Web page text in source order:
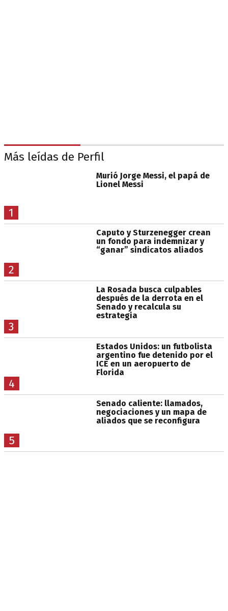
Más leídas de Perfil
1
Murió Jorge Messi, el papá de
Lionel Messi
2
Caputo y Sturzenegger crean
un fondo para indemnizar y
“ganar” sindicatos aliados
3
La Rosada busca culpables
después de la derrota en el
Senado y recalcula su
estrategia
4
Estados Unidos: un futbolista
argentino fue detenido por el
ICE en un aeropuerto de
Florida
5
Senado caliente: llamados,
negociaciones y un mapa de
aliados que se reconfigura